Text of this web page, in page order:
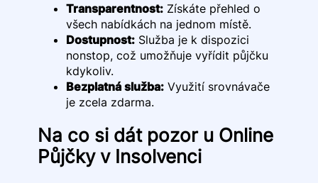
Transparentnost:Získáte přehled o
všech nabídkách na jednom místě.
Dostupnost:Služba je k dispozici
nonstop, což umožňuje vyřídit půjčku
kdykoliv.
Bezplatná služba:Využití srovnávače
je zcela zdarma.
Na co si dát pozor u Online
Půjčky v Insolvenci